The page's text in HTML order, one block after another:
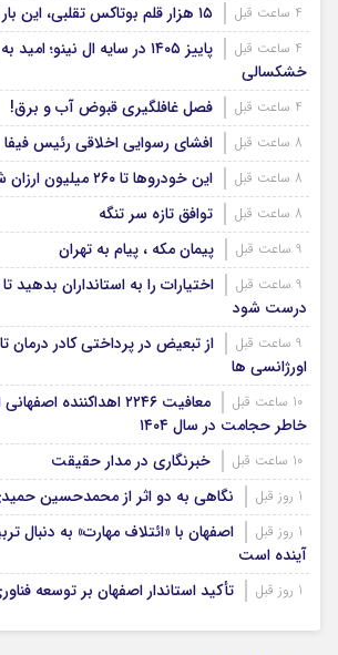
۱۵ هزار قلم بوتاکس تقلبی، این بار در زعفرانیه
پاییز ۱۴۰۵ در سایه ال‌ نینو؛
خشکسالی
فصل غافلگیری قبوض آب و برق!
افشای رسوایی اخلاقی رئیس فیفا
این خودروها تا ۲۶۰ میلیون ارزان شدند
توافق تازه سر تنگه
پیمان مکه ، پیام به تهران
اختیارات را به استانداران
درست شود
از تبعیض در پرداختی کادر درمان
اورژانسی ها
معافیت ۲۲۴۶ اهداکننده
خاطر حجامت در سال ۱۴۰۴
خبرنگاری در مدار حقیقت
نگاهی به دو اثر از محمدحسین
اصفهان با «ائتلاف مهارت» به دنبال
آینده است
تأکید استاندار اصفهان بر توسعه